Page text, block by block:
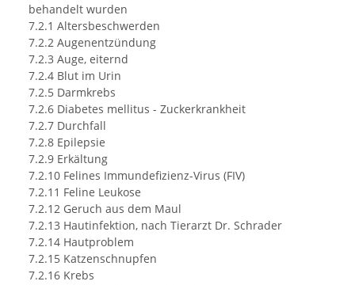
behandelt wurden
7.2.1 Altersbeschwerden
7.2.2 Augenentzündung
7.2.3 Auge, eiternd
7.2.4 Blut im Urin
7.2.5 Darmkrebs
7.2.6 Diabetes mellitus - Zuckerkrankheit
7.2.7 Durchfall
7.2.8 Epilepsie
7.2.9 Erkältung
7.2.10 Felines Immundefizienz-Virus (FIV)
7.2.11 Feline Leukose
7.2.12 Geruch aus dem Maul
7.2.13 Hautinfektion, nach Tierarzt Dr. Schrader
7.2.14 Hautproblem
7.2.15 Katzenschnupfen
7.2.16 Krebs